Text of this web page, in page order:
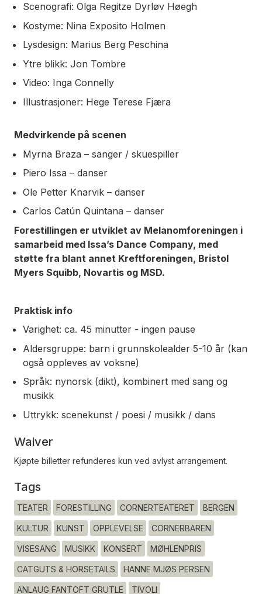
Scenografi: Olga Regitze Dyrløv Høegh
Kostyme: Nina Exposito Holmen
Lysdesign: Marius Berg Peschina
Ytre blikk: Jon Tombre
Video: Inga Connelly
Illustrasjoner: Hege Terese Fjæra
Medvirkende på scenen
Myrna Braza – sanger / skuespiller
Piero Issa – danser
Ole Petter Knarvik – danser
Carlos Catún Quintana – danser
Forestillingen er utviklet av Melanomforeningen i
samarbeid med Issa’s Dance Company, med
støtte fra blant annet Kreftforeningen, Bristol
Myers Squibb, Novartis og MSD.
Praktisk info
Varighet: ca. 45 minutter - ingen pause
Aldersgruppe: barn i grunnskolealder 5-10 år (kan
også oppleves av voksne)
Språk: nynorsk (dikt), kombinert med sang og
musikk
Uttrykk: scenekunst / poesi / musikk / dans
Waiver
Kjøpte billetter refunderes kun ved avlyst arrangement.
Tags
TEATER FORESTILLING CORNERTEATERET BERGEN
KULTUR KUNST OPPLEVELSE CORNERBAREN
VISESANG MUSIKK KONSERT MØHLENPRIS
CATGUTS & HORSETAILS HANNE MJØS PERSEN
ANLAUG FANTOFT GRUTLE TIVOLI